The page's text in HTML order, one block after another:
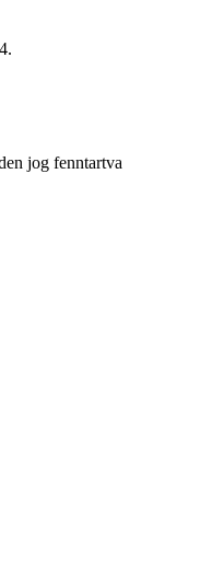
jog fenntartva